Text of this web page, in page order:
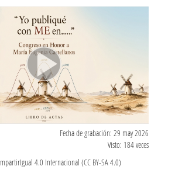
Fecha de grabación: 29 may 2026
Visto: 184 veces
4.0 Internacional (CC BY-SA 4.0)